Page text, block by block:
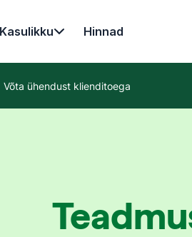
Kasulikku Hinnad
Võta ühendust klienditoega